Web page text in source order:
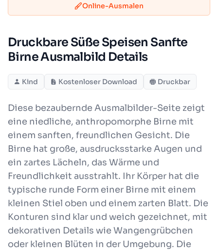
Online-Ausmalen
Druckbare Süße Speisen Sanfte
Birne Ausmalbild Details
Kind Kostenloser Download Druckbar
Diese bezaubernde Ausmalbilder-Seite zeigt
eine niedliche, anthropomorphe Birne mit
einem sanften, freundlichen Gesicht. Die
Birne hat große, ausdrucksstarke Augen und
ein zartes Lächeln, das Wärme und
Freundlichkeit ausstrahlt. Ihr Körper hat die
typische runde Form einer Birne mit einem
kleinen Stiel oben und einem zarten Blatt. Die
Konturen sind klar und weich gezeichnet, mit
dekorativen Details wie Wangengrübchen
oder kleinen Blüten in der Umgebung. Die